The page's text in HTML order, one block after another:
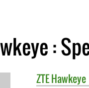
:
ZTEHawkeye